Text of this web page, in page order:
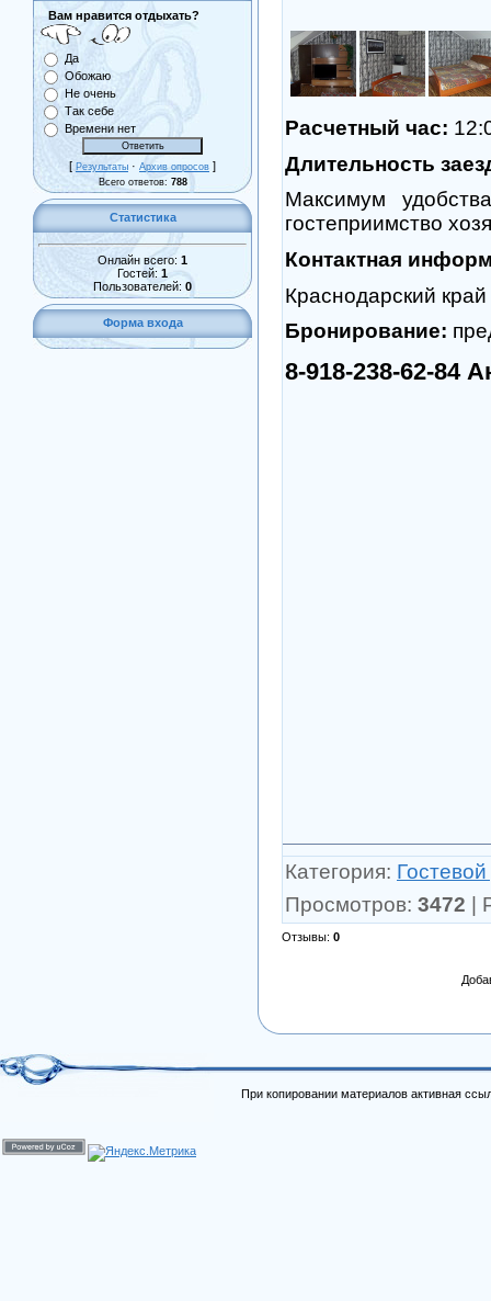
Вам нравится отдыхать?
Да
Обожаю
Не очень
Так себе
Времени нет
[ Результаты · Архив опросов ]
Всего ответов: 788
Статистика
Онлайн всего: 1
Гостей: 1
Пользователей: 0
Форма входа
Расчетный час:
Длительность
Максимум
гостеприимство
Контактная
Краснодарский
Бронирование:
8-918-238-62-84
Категория:
Просмотров: 3472 |
Отзывы: 0
При копировании материалов активная